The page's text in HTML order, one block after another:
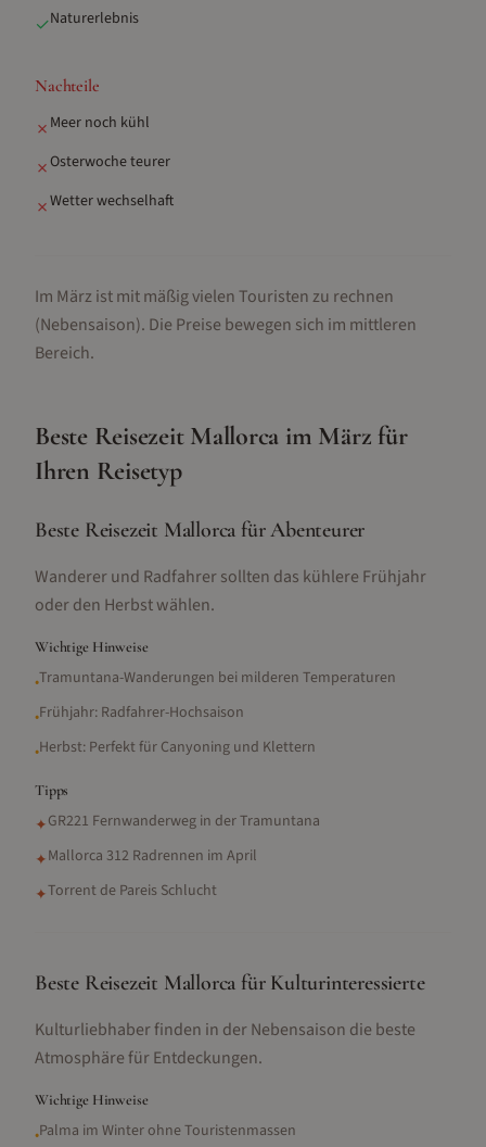
✓Naturerlebnis
Nachteile
✗ Meer noch kühl
✗Osterwoche teurer
✗Wetter wechselhaft
Im März ist mit mäßig vielen Touristen zu rechnen
(Nebensaison). Die Preise bewegen sich im mittleren
Bereich.
Beste Reisezeit Mallorca im März für
Ihren Reisetyp
Beste Reisezeit Mallorca für Abenteurer
Wanderer und Radfahrer sollten das kühlere Frühjahr
oder den Herbst wählen.
Wichtige Hinweise
•Tramuntana-Wanderungen bei milderen Temperaturen
•Frühjahr: Radfahrer-Hochsaison
•Herbst: Perfekt für Canyoning und Klettern
Tipps
✦GR221 Fernwanderweg in der Tramuntana
✦Mallorca 312 Radrennen im April
✦Torrent de Pareis Schlucht
Beste Reisezeit Mallorca für Kulturinteressierte
Kulturliebhaber finden in der Nebensaison die beste
Atmosphäre für Entdeckungen.
Wichtige Hinweise
•Palma im Winter ohne Touristenmassen